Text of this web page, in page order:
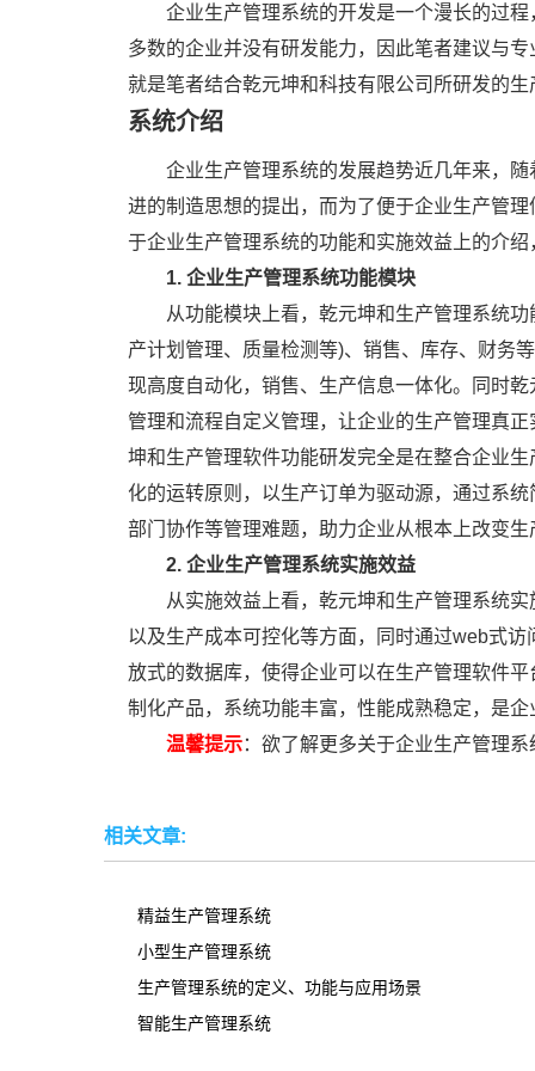
企业生产管理系统的开发是一个漫长的过
多数的企业并没有研发能力，因此笔者建议与
就是笔者结合乾元坤和科技有限公司所研发的
系统介绍
企业生产管理系统的发展趋势近几年来，
进的制造思想的提出，而为了便于企业生产管
于企业生产管理系统的功能和实施效益上的介
1. 企业生产管理系统功能模块
从功能模块上看，乾元坤和生产管理系统
产计划管理、质量检测等)、销售、库存、财务
现高度自动化，销售、生产信息一体化。同时
管理和流程自定义管理，让企业的生产管理真
坤和生产管理软件功能研发完全是在整合企业
化的运转原则，以生产订单为驱动源，通过系
部门协作等管理难题，助力企业从根本上改变
2. 企业生产管理系统实施效益
从实施效益上看，乾元坤和生产管理系统
以及生产成本可控化等方面，同时通过web式
放式的数据库，使得企业可以在生产管理软件
制化产品，系统功能丰富，性能成熟稳定，是
温馨提示：欲了解更多关于企业生产管理
相关文章:
精益生产管理系统
小型生产管理系统
生产管理系统的定义、功能与应用场景
智能生产管理系统